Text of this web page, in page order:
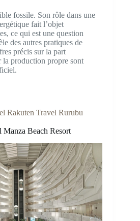
fossile. Son rôle dans une
fait l’objet
ce qui est une question
des autres pratiques de
précis sur la part
la production propre sont
Rakuten Travel Rurubu
Beach Resort